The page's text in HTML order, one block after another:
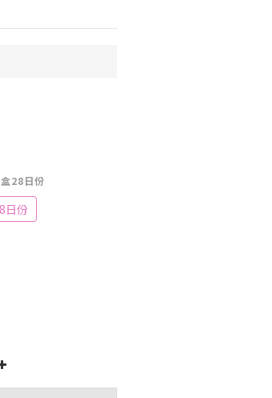
28日份
日份